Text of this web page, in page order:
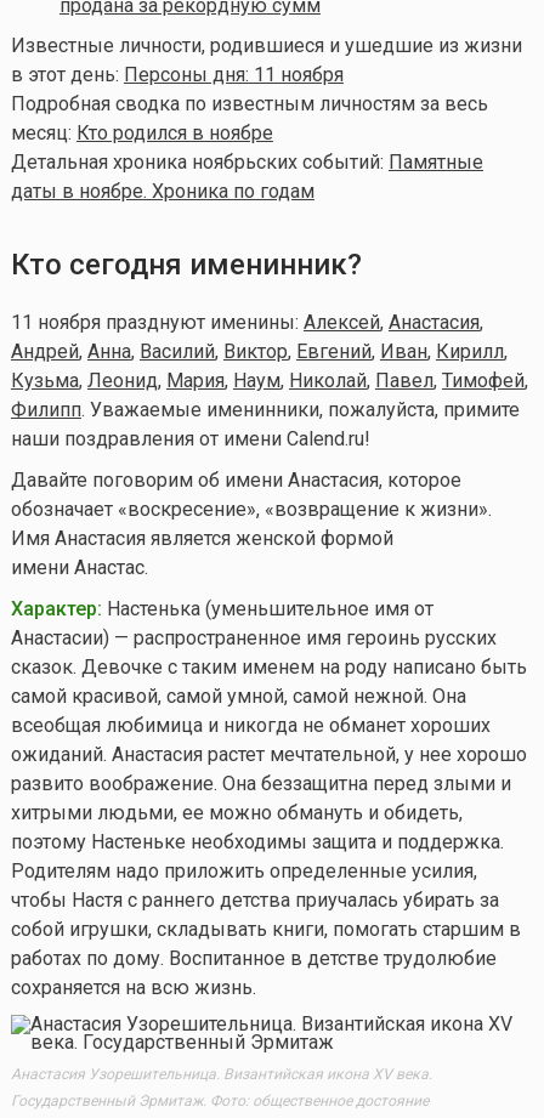
продана за рекордную сумм
Известные личности, родившиеся и ушедшие из жизни
в этот день: Персоны дня: 11 ноября
Подробная сводка по известным личностям за весь
месяц: Кто родился в ноябре
Детальная хроника ноябрьских событий: Памятные
даты в ноябре. Хроника по годам
Кто сегодня именинник?
11 ноября празднуют именины: Алексей, Анастасия,
Андрей, Анна, Василий, Виктор, Евгений, Иван, Кирилл,
Кузьма, Леонид, Мария, Наум, Николай, Павел, Тимофей,
Филипп. Уважаемые именинники, пожалуйста, примите
наши поздравления от имени Calend.ru!
Давайте поговорим об имени Анастасия, которое
обозначает «воскресение», «возвращение к жизни».
Имя Анастасия является женской формой
имени Анастас.
Характер: Настенька (уменьшительное имя от
Анастасии) — распространенное имя героинь русских
сказок. Девочке с таким именем на роду написано быть
самой красивой, самой умной, самой нежной. Она
всеобщая любимица и никогда не обманет хороших
ожиданий. Анастасия растет мечтательной, у нее хорошо
развито воображение. Она беззащитна перед злыми и
хитрыми людьми, ее можно обмануть и обидеть,
поэтому Настеньке необходимы защита и поддержка.
Родителям надо приложить определенные усилия,
чтобы Настя с раннего детства приучалась убирать за
собой игрушки, складывать книги, помогать старшим в
работах по дому. Воспитанное в детстве трудолюбие
сохраняется на всю жизнь.
Анастасия Узорешительница. Византийская икона XV века.
Государственный Эрмитаж. Фото: общественное достояние